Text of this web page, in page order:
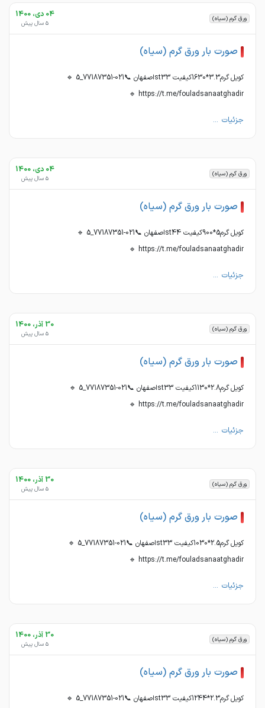
ورق گرم (سیاه) 04 دی، 1400
5 سال پیش
صورت بار ورق گرم (سیاه)
کویل گرم3.3*1630کیفیت st33اصفهان 📞021-77187351_5 🔹
https://t.me/fouladsanaatghadir 🔹
جزئیات ...
ورق گرم (سیاه) 04 دی، 1400
5 سال پیش
صورت بار ورق گرم (سیاه)
کویل گرم5*900کیفیت st44اصفهان 📞021-77187351_5 🔹
https://t.me/fouladsanaatghadir 🔹
جزئیات ...
ورق گرم (سیاه) 30 آذر، 1400
5 سال پیش
صورت بار ورق گرم (سیاه)
کویل گرم2.8*1130کیفیت st33اصفهان 📞021-77187351_5 🔹
https://t.me/fouladsanaatghadir 🔹
جزئیات ...
ورق گرم (سیاه) 30 آذر، 1400
5 سال پیش
صورت بار ورق گرم (سیاه)
کویل گرم2.5*1030کیفیت st33اصفهان 📞021-77187351_5 🔹
https://t.me/fouladsanaatghadir 🔹
جزئیات ...
ورق گرم (سیاه) 30 آذر، 1400
5 سال پیش
صورت بار ورق گرم (سیاه)
کویل گرم2.3*1244کیفیت st33اصفهان 📞021-77187351_5 🔹